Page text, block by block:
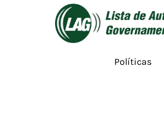
Políticas